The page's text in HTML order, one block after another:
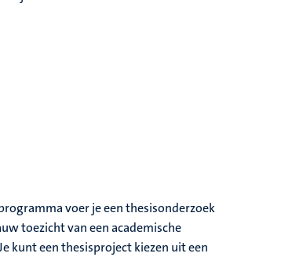
voer je een thesisonderzoek
toezicht van een academische
kunt een thesisproject kiezen uit een